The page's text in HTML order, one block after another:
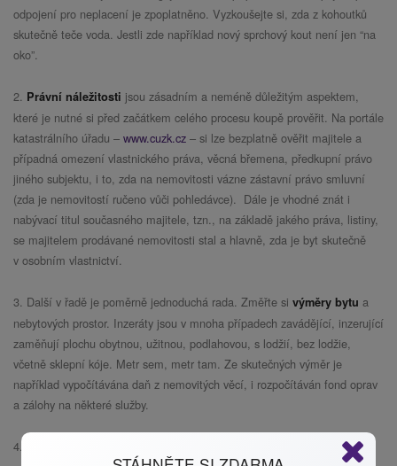
odpojení pro neplacení je zpoplatněno. Vyzkoušejte si, zda z kohoutků
skutečně teče voda. Jestli zde například nový sprchový kout není jen “na
oko”.
2. Právní náležitosti jsou zásadním a neméně důležitým aspektem,
které je nutné si před začátkem celého procesu koupě prověřit. Na portále
katastrálního úřadu – www.cuzk.cz – si lze bezplatně ověřit majitele a
případná omezení vlastnického práva, věcná břemena, předkupní právo
jiného subjektu, i to, zda na nemovitosti vázne zástavní právo smluvní
(zda je nemovitostí ručeno vůči pohledávce). Dále je vhodné znát i
nabývací titul současného majitele, tzn., na základě jakého práva, listiny,
se majitelem prodávané nemovitosti stal a hlavně, zda je byt skutečně
v osobním vlastnictví.
3. Další v řadě je poměrně jednoduchá rada. Změřte si výměry bytu a
nebytových prostor. Inzeráty jsou v mnoha případech zavádějící, inzerující
zaměňují plochu obytnou, užitnou, podlahovou, s lodžií, bez lodžie,
včetně sklepní kóje. Metr sem, metr tam. Ze skutečných výměr je
například vypočítávána daň z nemovitých věcí, i rozpočítáván fond oprav
a zálohy na některé služby.
4. Zeptejte se prodávajícího, jaké
je součástí kupní ceny, co